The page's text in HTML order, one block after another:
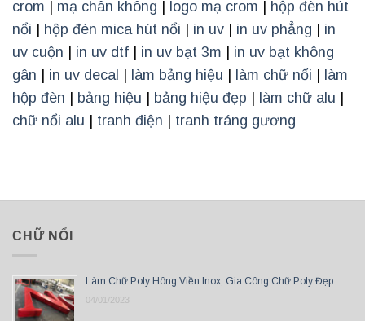
crom | mạ chân không | logo mạ crom | hộp đèn hút
nổi | hộp đèn mica hút nổi | in uv | in uv phẳng | in
uv cuộn | in uv dtf | in uv bạt 3m | in uv bạt không
gân | in uv decal | làm bảng hiệu | làm chữ nổi | làm
hộp đèn | bảng hiệu | bảng hiệu đẹp | làm chữ alu |
chữ nổi alu | tranh điện | tranh tráng gương
CHỮ NỔI
Làm Chữ Poly Hông Viền Inox, Gia Công Chữ Poly Đẹp
04/01/2023